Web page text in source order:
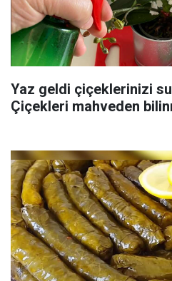
Yaz geldi çiçeklerinizi
Çiçekleri mahveden